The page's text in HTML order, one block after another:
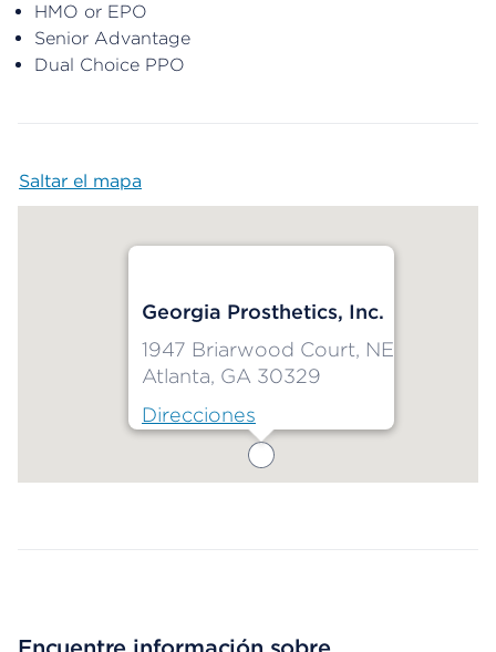
HMO or EPO
Senior Advantage
Dual Choice PPO
Saltar el mapa
Georgia Prosthetics, Inc.
1947 Briarwood Court, NE
Atlanta, GA 30329
Direcciones